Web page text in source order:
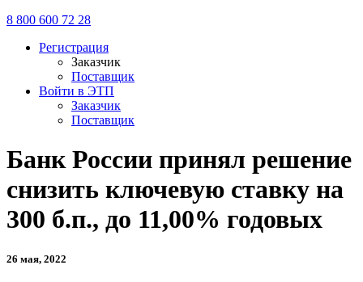
8 800 600 72 28
Регистрация
Заказчик
Поставщик
Войти в ЭТП
Заказчик
Поставщик
Банк России принял решение
снизить ключевую ставку на
300 б.п., до 11,00% годовых
26 мая, 2022